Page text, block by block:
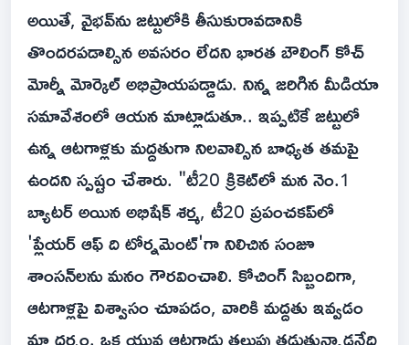
అయితే, వైభవ్‌ను జట్టులోకి తీసుకురావడానికి
తొందరపడాల్సిన అవసరం లేదని భారత బౌలింగ్ కోచ్
మోర్నీ మోర్కెల్ అభిప్రాయపడ్డాడు. నిన్న‌ జరిగిన మీడియా
సమావేశంలో ఆయన మాట్లాడుతూ.. ఇప్పటికే జట్టులో
ఉన్న ఆటగాళ్లకు మద్దతుగా నిలవాల్సిన బాధ్యత తమపై
ఉందని స్పష్టం చేశారు. "టీ20 క్రికెట్‌లో మన నెం.1
బ్యాటర్ అయిన అభిషేక్ శర్మ, టీ20 ప్రపంచకప్‌లో
'ప్లేయర్ ఆఫ్ ది టోర్నమెంట్‌'గా నిలిచిన సంజూ
శాంసన్‌లను మనం గౌరవించాలి. కోచింగ్ సిబ్బందిగా,
ఆటగాళ్లపై విశ్వాసం చూపడం, వారికి మద్దతు ఇవ్వడం